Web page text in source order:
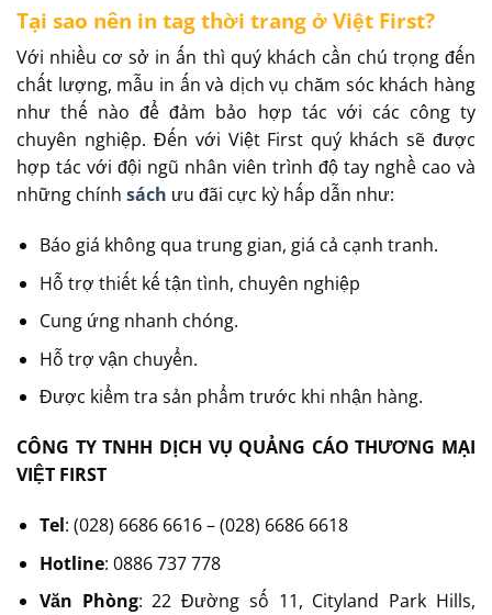
Tại sao nên in tag thời trang ở Việt First?
Với nhiều cơ sở in ấn thì quý khách cần chú trọng đến
chất lượng, mẫu in ấn và dịch vụ chăm sóc khách hàng
như thế nào để đảm bảo hợp tác với các công ty
chuyên nghiệp. Đến với Việt First quý khách sẽ được
hợp tác với đội ngũ nhân viên trình độ tay nghề cao và
những chính sách ưu đãi cực kỳ hấp dẫn như:
Báo giá không qua trung gian, giá cả cạnh tranh.
Hỗ trợ thiết kế tận tình, chuyên nghiệp
Cung ứng nhanh chóng.
Hỗ trợ vận chuyển.
Được kiểm tra sản phẩm trước khi nhận hàng.
CÔNG TY TNHH DỊCH VỤ QUẢNG CÁO THƯƠNG MẠI
VIỆT FIRST
Tel: (028) 6686 6616 – (028) 6686 6618
Hotline: 0886 737 778
Văn Phòng: 22 Đường số 11, Cityland Park Hills,